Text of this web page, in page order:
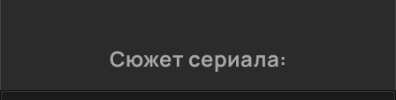
Сюжет сериала: